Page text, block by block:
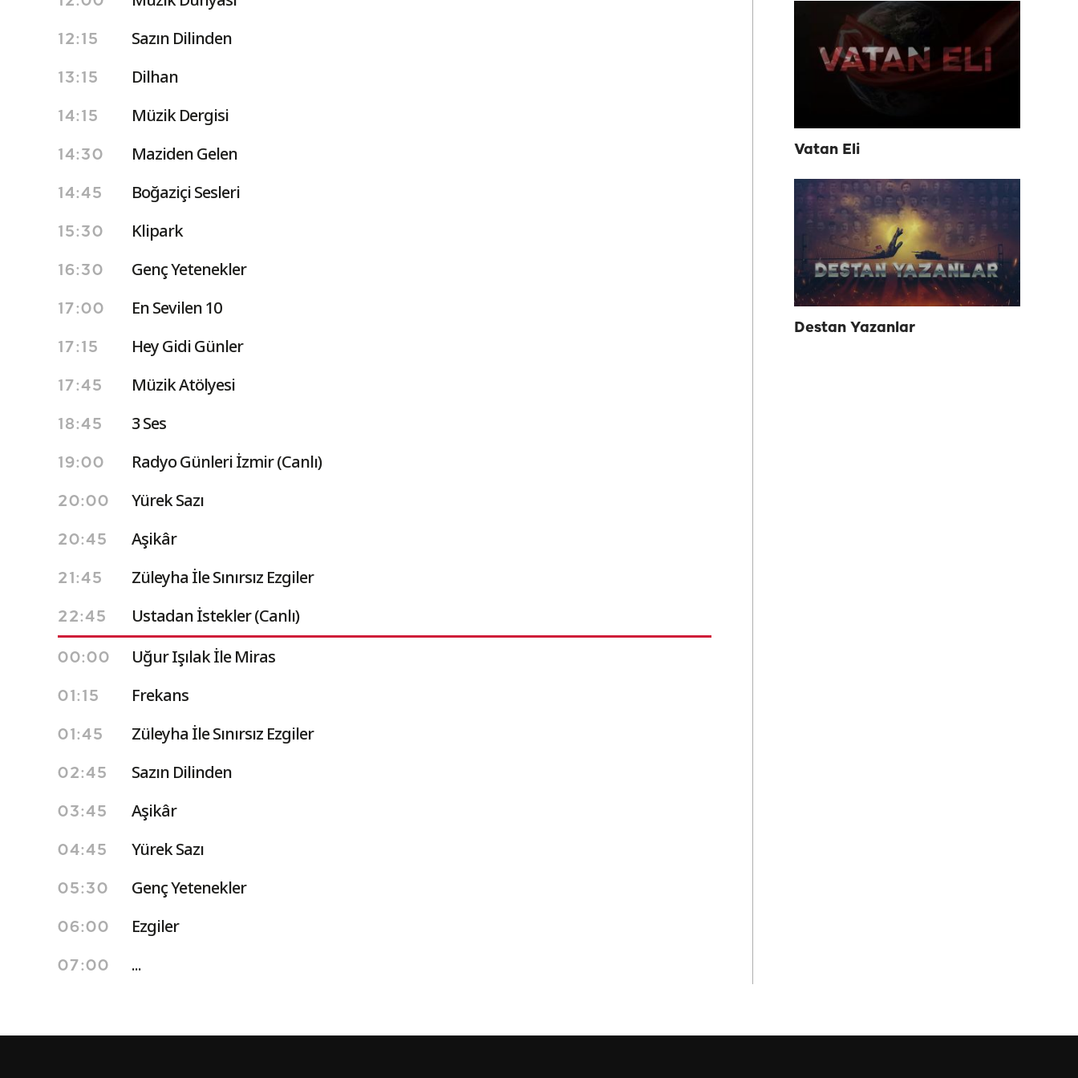
12:15 Sazın Dilinden
13:15 Dilhan
14:15 Müzik Dergisi
14:30 Maziden Gelen
14:45 Boğaziçi Sesleri
15:30 Klipark
16:30 Genç Yetenekler
17:00 En Sevilen 10
17:15 Hey Gidi Günler
17:45 Müzik Atölyesi
18:45 3 Ses
19:00 Radyo Günleri İzmir (Canlı)
20:00 Yürek Sazı
20:45 Aşikâr
21:45 Züleyha İle Sınırsız Ezgiler
22:45 Ustadan İstekler (Canlı)
00:00 Uğur Işılak İle Miras
01:15 Frekans
01:45 Züleyha İle Sınırsız Ezgiler
02:45 Sazın Dilinden
03:45 Aşikâr
04:45 Yürek Sazı
05:30 Genç Yetenekler
06:00 Ezgiler
07:00 ...
Vatan Eli
Destan Yazanlar